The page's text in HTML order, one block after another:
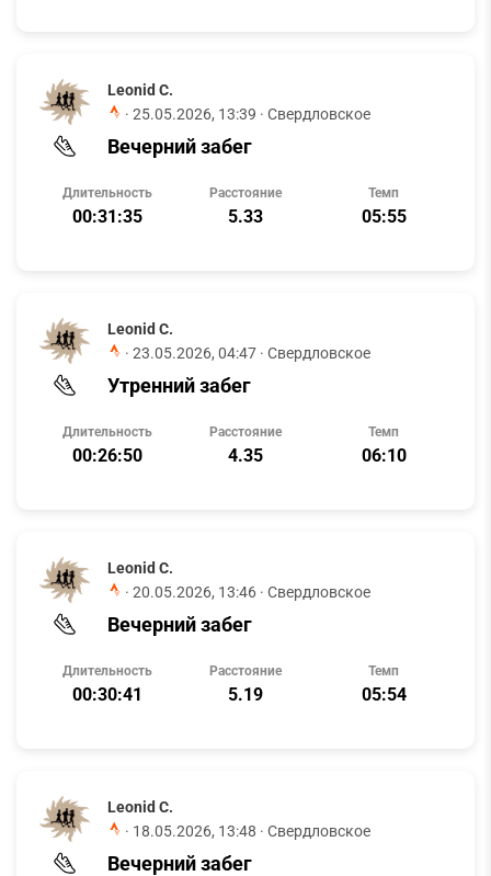
Leonid C.
· 25.05.2026, 13:39 · Свердловское
Вечерний забег
Длительность
00:31:35
Расстояние
5.33
Темп
05:55
Leonid C.
· 23.05.2026, 04:47 · Свердловское
Утренний забег
Длительность
00:26:50
Расстояние
4.35
Темп
06:10
Leonid C.
· 20.05.2026, 13:46 · Свердловское
Вечерний забег
Длительность
00:30:41
Расстояние
5.19
Темп
05:54
Leonid C.
· 18.05.2026, 13:48 · Свердловское
Вечерний забег